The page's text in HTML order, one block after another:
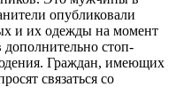
опубликовали
и их одежды на момент
дополнительно стоп-
Граждан, имеющих
связаться со